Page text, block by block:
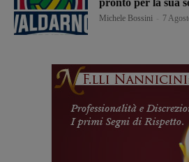
Michele Bossini 7